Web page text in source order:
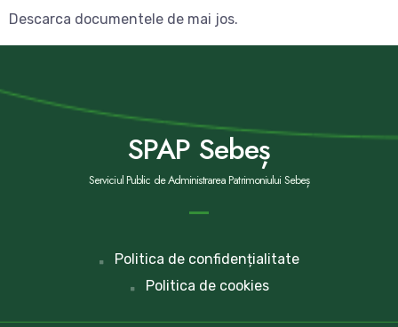
Descarca documentele de mai jos.
SPAP Sebeș
Serviciul Public de Administrarea Patrimoniului Sebeș
Politica de confidențialitate
Politica de cookies